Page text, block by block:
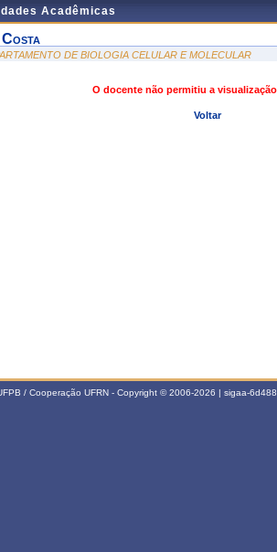
Acadêmicas
Costa
DE BIOLOGIA CELULAR E MOLECULAR
O docente não permitiu a
Voltar
/ Cooperação UFRN - Copyright © 2006-2026 | sigaa-